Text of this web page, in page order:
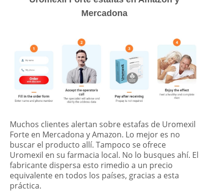
Mercadona
Muchos clientes alertan sobre estafas de Uromexil
Forte en Mercadona y Amazon. Lo mejor es no
buscar el producto allí. Tampoco se ofrece
Uromexil en su farmacia local. No lo busques ahí. El
fabricante dispersa esto rimedio a un precio
equivalente en todos los países, gracias a esta
práctica.